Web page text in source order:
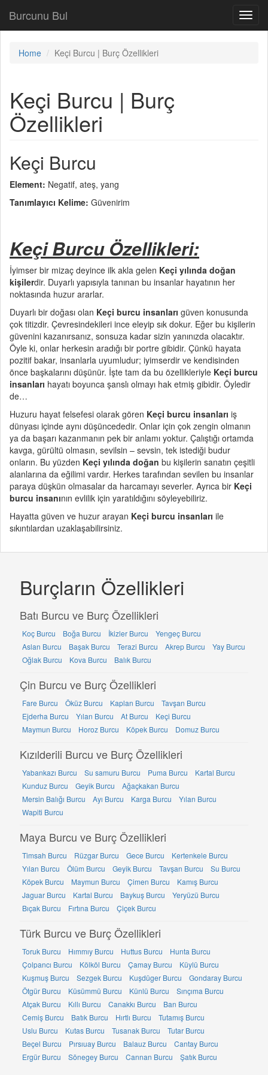
Burcunu Bul
Home Keçi Burcu | Burç Özellikleri
Keçi Burcu | Burç
Özellikleri
Keçi Burcu
Element: Negatif, ateş, yang
Tanımlayıcı Kelime: Güvenirim
Keçi Burcu Özellikleri:
İyimser bir mizaç deyince ilk akla gelen Keçi yılında doğan
kişilerdir. Duyarlı yapısıyla tanınan bu insanlar hayatının her
noktasında huzur ararlar.
Duyarlı bir doğası olan Keçi burcu insanları güven konusunda
çok titizdir. Çevresindekileri ince eleyip sık dokur. Eğer bu kişilerin
güvenini kazanırsanız, sonsuza kadar sizin yanınızda olacaktır.
Öyle ki, onlar herkesin aradığı bir portre gibidir. Çünkü hayata
pozitif bakar, insanlarla uyumludur; iyimserdir ve kendisinden
önce başkalarını düşünür. İşte tam da bu özellikleriyle Keçi burcu
insanları hayatı boyunca şanslı olmayı hak etmiş gibidir. Öyledir
de…
Huzuru hayat felsefesi olarak gören Keçi burcu insanları iş
dünyası içinde aynı düşüncededir. Onlar için çok zengin olmanın
ya da başarı kazanmanın pek bir anlamı yoktur. Çalıştığı ortamda
kavga, gürültü olmasın, sevilsin – sevsin, tek istediği budur
onların. Bu yüzden Keçi yılında doğan bu kişilerin sanatın çeşitli
alanlarına da eğilimi vardır. Herkes tarafından sevilen bu insanlar
paraya düşkün olmasalar da harcamayı severler. Ayrıca bir Keçi
burcu insanının evlilik için yaratıldığını söyleyebiliriz.
Hayatta güven ve huzur arayan Keçi burcu insanları ile
sıkıntılardan uzaklaşabilirsiniz.
Burçların Özellikleri
Batı Burcu ve Burç Özellikleri
Koç Burcu Boğa Burcu İkizler Burcu
Yengeç Burcu
Aslan Burcu
Başak Burcu Terazi Burcu Akrep Burcu
Yay Burcu
Oğlak Burcu
Kova Burcu Balık Burcu
Çin Burcu ve Burç Özellikleri
Fare Burcu Öküz Burcu Kaplan Burcu
Tavşan Burcu
Ejderha Burcu
Yılan Burcu At Burcu
Keçi Burcu
Maymun Burcu
Horoz Burcu Köpek Burcu Domuz Burcu
Kızılderili Burcu ve Burç Özellikleri
Yabankazı Burcu Su samuru Burcu Puma Burcu
Kartal Burcu
Kunduz Burcu
Geyik Burcu
Ağaçkakan Burcu
Mersin Balığı Burcu
Ayı Burcu Karga Burcu
Yılan Burcu
Wapiti Burcu
Maya Burcu ve Burç Özellikleri
Timsah Burcu Rüzgar Burcu Gece Burcu
Kertenkele Burcu
Yılan Burcu
Ölüm Burcu Geyik Burcu Tavşan Burcu
Su Burcu
Köpek Burcu
Maymun Burcu Çimen Burcu
Kamış Burcu
Jaguar Burcu
Kartal Burcu Baykuş Burcu
Yeryüzü Burcu
Bıçak Burcu
Fırtına Burcu Çiçek Burcu
Türk Burcu ve Burç Özellikleri
Toruk Burcu Hımmıy Burcu Huttus Burcu
Hunta Burcu
Çolpancı Burcu
Kölköl Burcu Çamay Burcu
Küylü Burcu
Kuşmuş Burcu
Sezgek Burcu Kuşdüger Burcu
Gondaray Burcu
Ötgür Burcu
Küsümmü Burcu Künlü Burcu
Sınçıma Burcu
Atçak Burcu
Kıllı Burcu Canakkı Burcu
Ban Burcu
Cemiş Burcu
Batık Burcu Hırtlı Burcu
Tutamış Burcu
Uslu Burcu
Kutas Burcu Tusanak Burcu
Tutar Burcu
Beçel Burcu
Pırsıuay Burcu Balauz Burcu
Cantay Burcu
Ergür Burcu
Sönegey Burcu Cannan Burcu Şatık Burcu